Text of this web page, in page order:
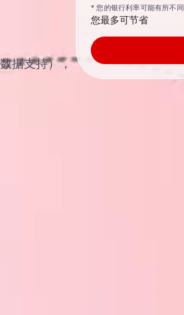
据支持），
* 您的银行利率可能有所不同
您最多可节省